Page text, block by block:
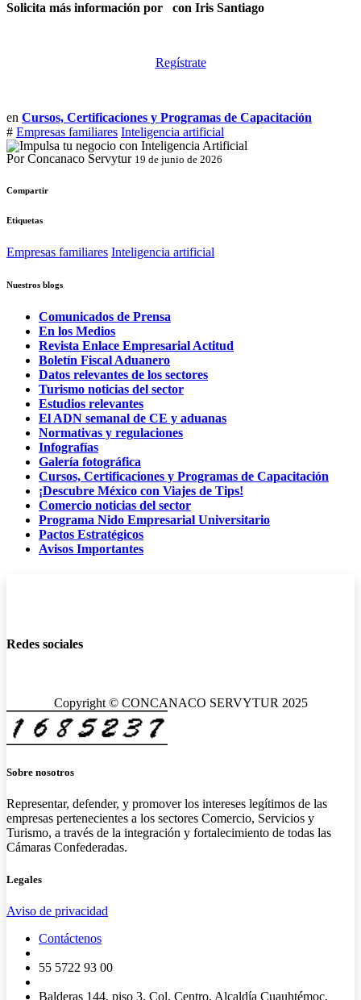
Solicita más información por con Iris Santiago
Regístrate
en Cursos, Certificaciones y Programas de Capacitación
# Empresas familiares Inteligencia artificial
Por Concanaco Servytur 19 de junio de 2026
Compartir
Etiquetas
Empresas familiares Inteligencia artificial
Nuestros blogs
Comunicados de Prensa
En los Medios
Revista Enlace Empresarial Actitud
Boletín Fiscal Aduanero
Datos relevantes de los sectores
Turismo noticias del sector
Estudios relevantes
El ADN semanal de CE y aduanas
Normativas y regulaciones
Infografías
Galería fotográfica
Cursos, Certificaciones y Programas de Capacitación
¡Descubre México con Viajes de Tips!
Comercio noticias del sector
Programa Nido Empresarial Universitario
Pactos Estratégicos
Avisos Importantes
Redes sociales
Copyright © CONCANACO SERVYTUR 2025
Sobre nosotros
Representar, defender, y promover los intereses legítimos de las
empresas pertenecientes a los sectores Comercio, Servicios y
Turismo, a través de la integración y fortalecimiento de todas las
Cámaras Confederadas.
Legales
Aviso de privacidad
Contáctenos
55 5722 93 00
Balderas 144, piso 3, Col. Centro, Alcaldía Cuauhtémoc,